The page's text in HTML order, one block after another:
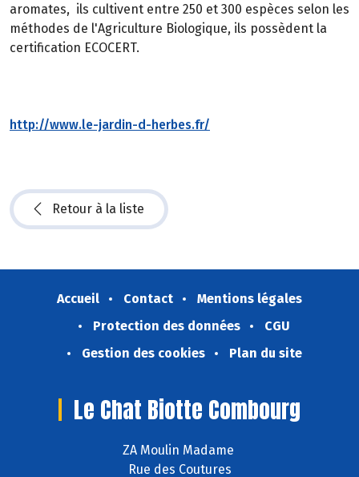
aromates, ils cultivent entre 250 et 300 espèces selon les
méthodes de l'Agriculture Biologique, ils possèdent la
certification ECOCERT.
http://www.le-jardin-d-herbes.fr/
Retour à la liste
Accueil Contact
Mentions légales
Protection des données
CGU
Gestion des cookies
Plan du site
Le Chat Biotte Combourg
ZA Moulin Madame
Rue des Coutures